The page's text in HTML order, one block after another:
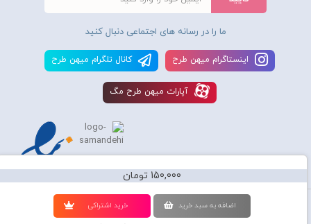
150,000 تومان
اضافه به سبد خريد خريد اشتراکی
ما را در رسانه های اجتماعی دنبال کنید
اينستاگرام ميهن طرح کانال تلگرام ميهن طرح
آپارات ميهن طرح مگ
استفاده از محصولات سايت میهن طرح برای مقاصد تجاری ممنوع و موجب پیگرد
قانونی میباشد و کليه حقوق اين سايت متعلق به شرکت دانش بنیان میهن طرح